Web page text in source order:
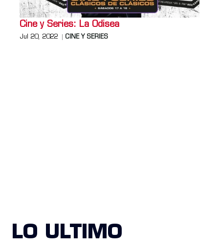
Cine y Series: La Odisea
Jul 20, 2022 CINE Y SERIES
LO ULTIMO